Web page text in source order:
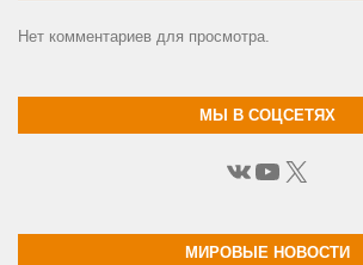
Нет комментариев для просмотра.
МЫ В СОЦСЕТЯХ
ВКонтакте
YouTube
X
МИРОВЫЕ НОВОСТИ